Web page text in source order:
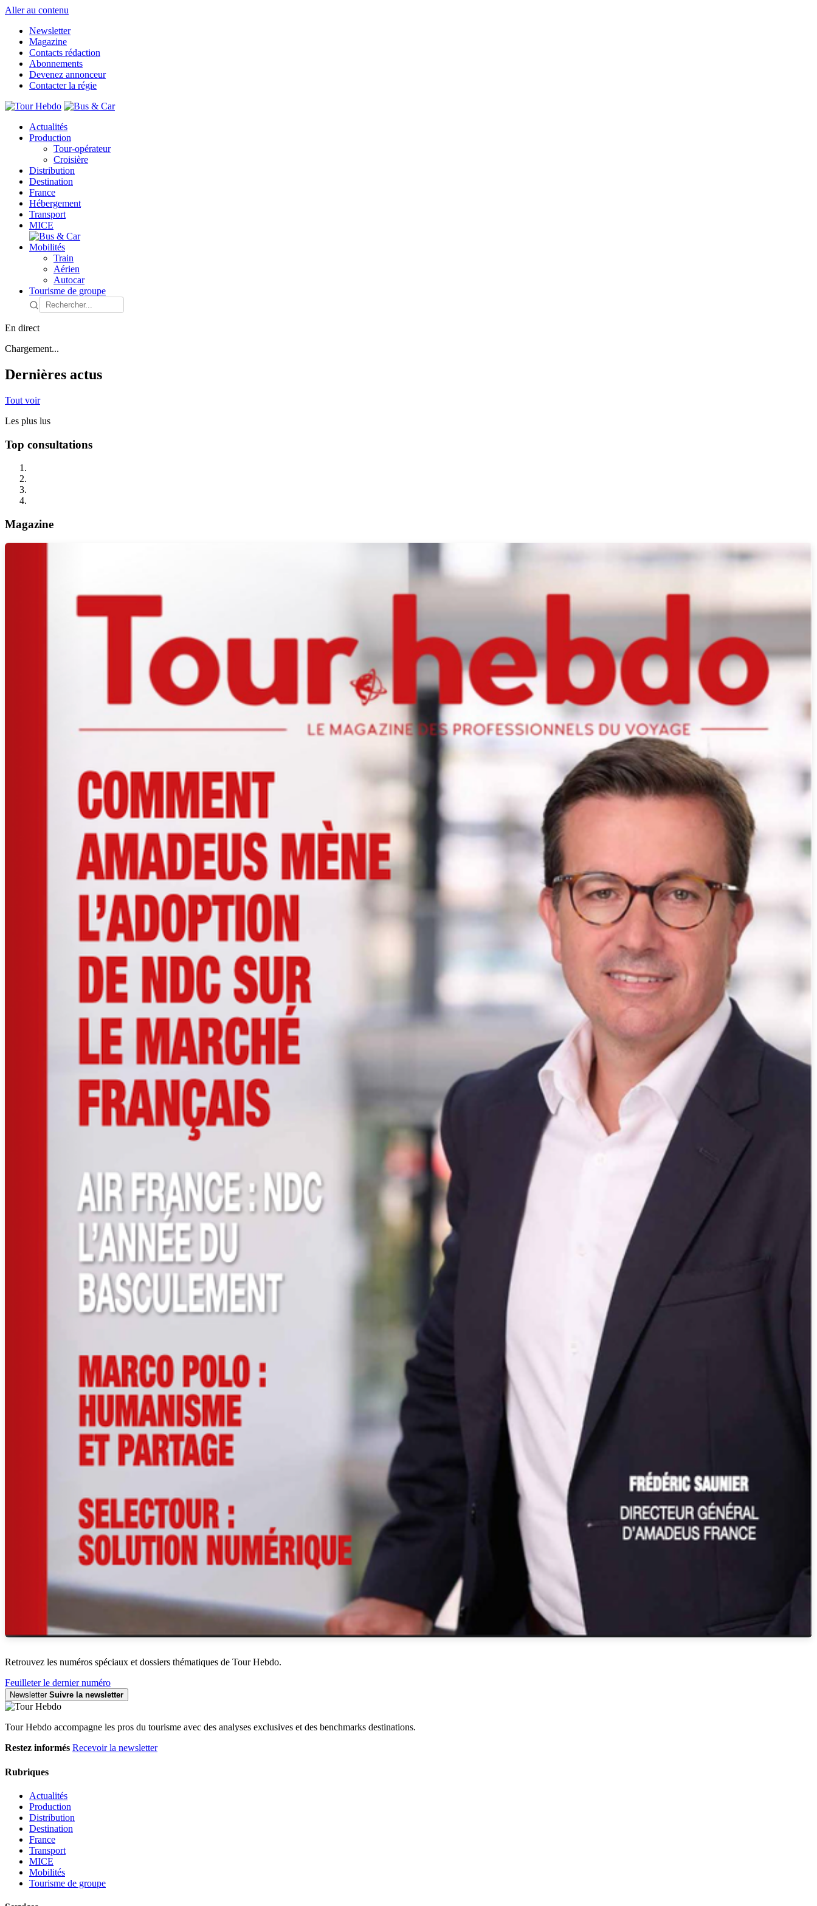
Aller au contenu
Newsletter
Magazine
Contacts rédaction
Abonnements
Devenez annonceur
Contacter la régie
Actualités
Production
Tour-opérateur
Croisière
Distribution
Destination
France
Hébergement
Transport
MICE
Mobilités
Train
Aérien
Autocar
Tourisme de groupe
En direct
Chargement...
Dernières actus
Tout voir
Les plus lus
Top consultations
Magazine
Retrouvez les numéros spéciaux et dossiers thématiques de Tour Hebdo.
Feuilleter le dernier numéro
Newsletter Suivre la newsletter
Tour Hebdo accompagne les pros du tourisme avec des analyses exclusives et des benchmarks destinations.
Restez informés Recevoir la newsletter
Rubriques
Actualités
Production
Distribution
Destination
France
Transport
MICE
Mobilités
Tourisme de groupe